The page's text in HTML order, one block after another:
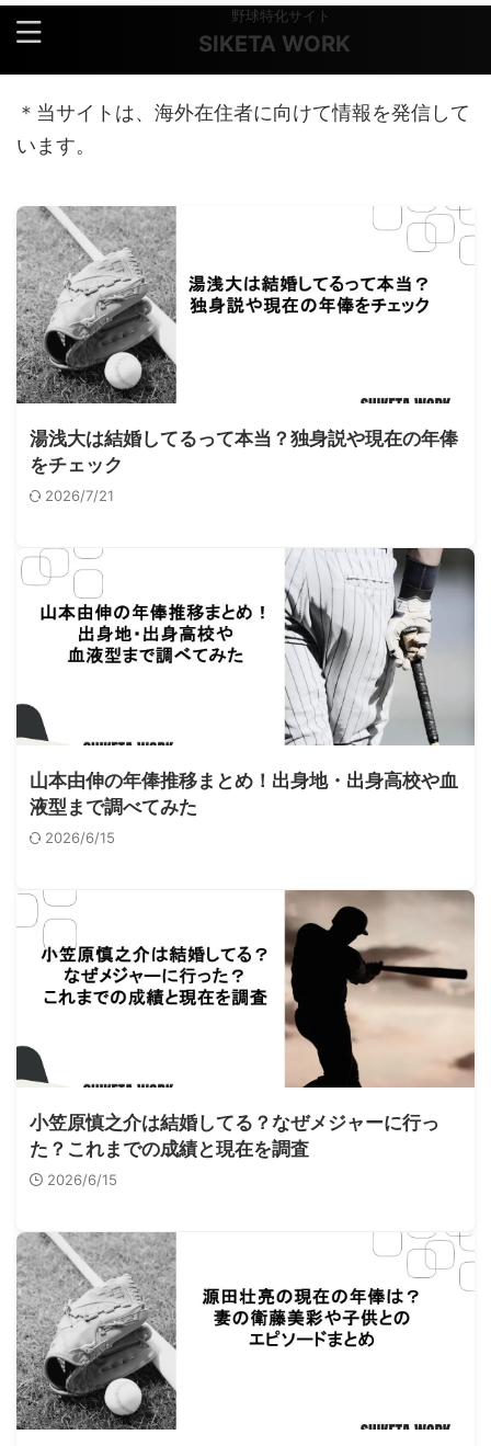
野球特化サイト
SIKETA WORK
＊当サイトは、海外在住者に向けて情報を発信して
います。
湯浅大は結婚してるって本当？独身説や現在の年俸
をチェック
2026/7/21
山本由伸の年俸推移まとめ！出身地・出身高校や血
液型まで調べてみた
2026/6/15
小笠原慎之介は結婚してる？なぜメジャーに行っ
た？これまでの成績と現在を調査
2026/6/15